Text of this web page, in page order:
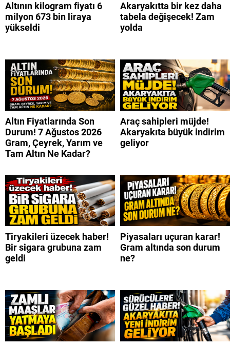
Altının kilogram fiyatı 6
milyon 673 bin liraya
yükseldi
Akaryakıtta bir kez daha
tabela değişecek! Zam
yolda
Altın Fiyatlarında Son
Durum! 7 Ağustos 2026
Gram, Çeyrek, Yarım ve
Tam Altın Ne Kadar?
Araç sahipleri müjde!
Akaryakıta büyük indirim
geliyor
Tiryakileri üzecek haber!
Bir sigara grubuna zam
geldi
Piyasaları uçuran karar!
Gram altında son durum
ne?